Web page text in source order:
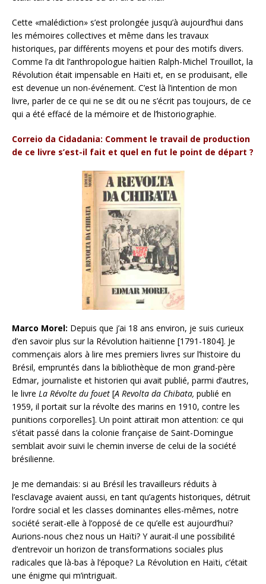
Cette «malédiction» s’est prolongée jusqu’à aujourd’hui dans
les mémoires collectives et même dans les travaux
historiques, par différents moyens et pour des motifs divers.
Comme l’a dit l’anthropologue haïtien Ralph-Michel Trouillot, la
Révolution était impensable en Haïti et, en se produisant, elle
est devenue un non-événement. C’est là l’intention de mon
livre, parler de ce qui ne se dit ou ne s’écrit pas toujours, de ce
qui a été effacé de la mémoire et de l’historiographie.
Correio da Cidadania: Comment le travail de production
de ce livre s’est-il fait et quel en fut le point de départ ?
Marco Morel: Depuis que j’ai 18 ans environ, je suis curieux
d’en savoir plus sur la Révolution haïtienne [1791-1804]. Je
commençais alors à lire mes premiers livres sur l’histoire du
Brésil, empruntés dans la bibliothèque de mon grand-père
Edmar, journaliste et historien qui avait publié, parmi d’autres,
le livre La Révolte du fouet [A Revolta da Chibata, publié en
1959, il portait sur la révolte des marins en 1910, contre les
punitions corporelles]. Un point attirait mon attention: ce qui
s’était passé dans la colonie française de Saint-Domingue
semblait avoir suivi le chemin inverse de celui de la société
brésilienne.
Je me demandais: si au Brésil les travailleurs réduits à
l’esclavage avaient aussi, en tant qu’agents historiques, détruit
l’ordre social et les classes dominantes elles-mêmes, notre
société serait-elle à l’opposé de ce qu’elle est aujourd’hui?
Aurions-nous chez nous un Haïti? Y aurait-il une possibilité
d’entrevoir un horizon de transformations sociales plus
radicales que là-bas à l’époque? La Révolution en Haïti, c’était
une énigme qui m’intriguait.